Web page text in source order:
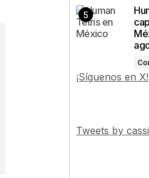
¡Síguenos en X!
Tweets by